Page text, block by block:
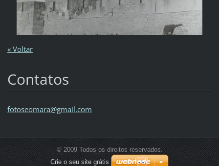
« Voltar
Contatos
fotoseomara@gmail.com
© 2009 Todos os direitos reservados.
Crie o seu site grátis